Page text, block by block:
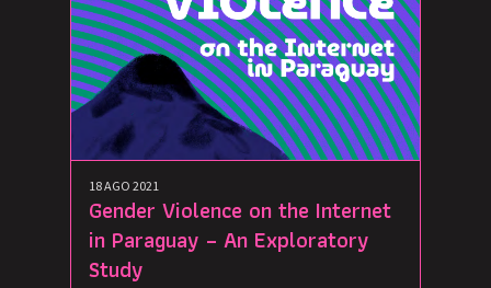
18 AGO 2021
Gender Violence on the Internet
in Paraguay – An Exploratory
Study